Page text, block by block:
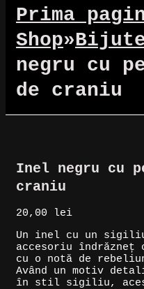
Prima
Shop»
negru cu
de craniu
Inel negru cu
craniu
20,00
lei
Un inel cu un
accesoriu îndrăzneț
cu o notă de
Având un motiv
în stil sigiliu,